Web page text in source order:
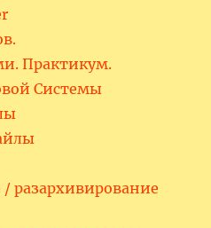
Практикум.
Системы
разархивирование